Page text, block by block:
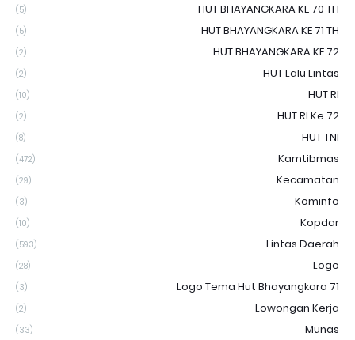
HUT BHAYANGKARA KE 70 TH
(5)
HUT BHAYANGKARA KE 71 TH
(5)
HUT BHAYANGKARA KE 72
(2)
HUT Lalu Lintas
(2)
HUT RI
(10)
HUT RI Ke 72
(2)
HUT TNI
(8)
Kamtibmas
(472)
Kecamatan
(29)
Kominfo
(3)
Kopdar
(10)
Lintas Daerah
(593)
Logo
(28)
Logo Tema Hut Bhayangkara 71
(3)
Lowongan Kerja
(2)
Munas
(33)